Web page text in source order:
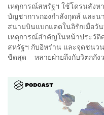
เหตุการณ์สหรัฐฯ ใช้โดรนสังห
บัญชาการกองกำลังกุดส์ และน
สนามบินแบกแดดในอิรักเมื่อวั
เหตุการณ์สำคัญในหน้าประวัติ
สหรัฐฯ กับอิหร่าน และจุดชนว
ขีดสุด หลายฝ่ายถึงกับวิตกกัง